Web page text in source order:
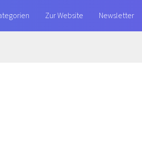
Zur Website Newsletter